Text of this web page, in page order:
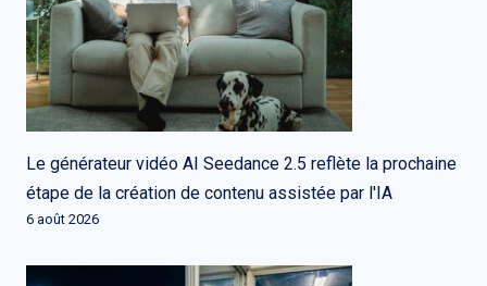
Le générateur vidéo AI Seedance 2.5 reflète la prochaine
étape de la création de contenu assistée par l'IA
6 août 2026